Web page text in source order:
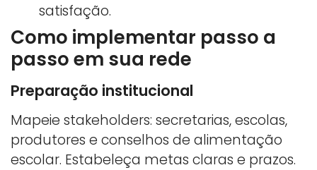
satisfação.
Como implementar passo a
passo em sua rede
Preparação institucional
Mapeie stakeholders: secretarias, escolas,
produtores e conselhos de alimentação
escolar. Estabeleça metas claras e prazos.